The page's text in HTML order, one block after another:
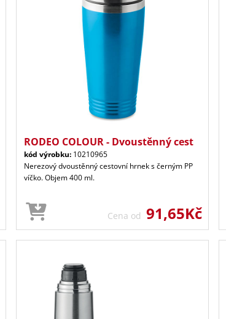
RODEO COLOUR - Dvoustěnný cest
kód výrobku: 10210965
Nerezový dvoustěnný cestovní hrnek s černým PP
víčko. Objem 400 ml.
Cena od 91,65Kč